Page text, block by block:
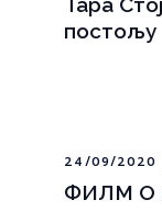
постољу
24/09/2020
ФИЛМ О